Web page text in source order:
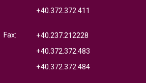
+40.372.372.411
Fax:
+40.237.212228
+40.372.372.483
+40.372.372.484